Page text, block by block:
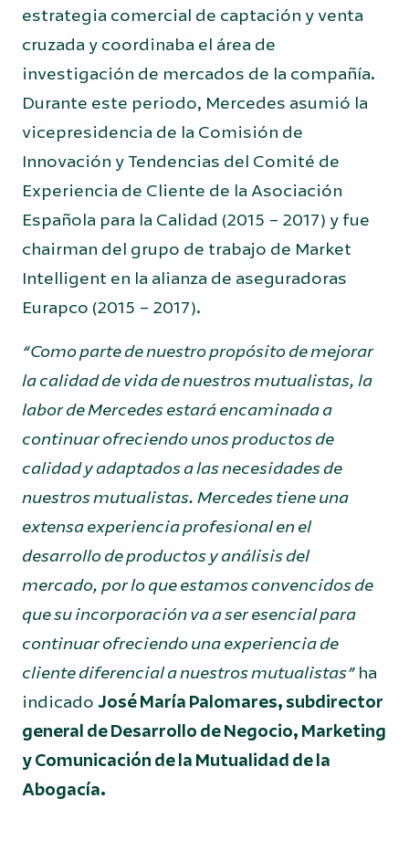
estrategia comercial de captación y venta
cruzada y coordinaba el área de
investigación de mercados de la compañía.
Durante este periodo, Mercedes asumió la
vicepresidencia de la Comisión de
Innovación y Tendencias del Comité de
Experiencia de Cliente de la Asociación
Española para la Calidad (2015 – 2017) y fue
chairman del grupo de trabajo de Market
Intelligent en la alianza de aseguradoras
Eurapco (2015 – 2017).
“Como parte de nuestro propósito de mejorar
la calidad de vida de nuestros mutualistas, la
labor de Mercedes estará encaminada a
continuar ofreciendo unos productos de
calidad y adaptados a las necesidades de
nuestros mutualistas. Mercedes tiene una
extensa experiencia profesional en el
desarrollo de productos y análisis del
mercado, por lo que estamos convencidos de
que su incorporación va a ser esencial para
continuar ofreciendo una experiencia de
cliente diferencial a nuestros mutualistas”ha
indicado José María Palomares, subdirector
general de Desarrollo de Negocio, Marketing
y Comunicación de la Mutualidad de la
Abogacía.